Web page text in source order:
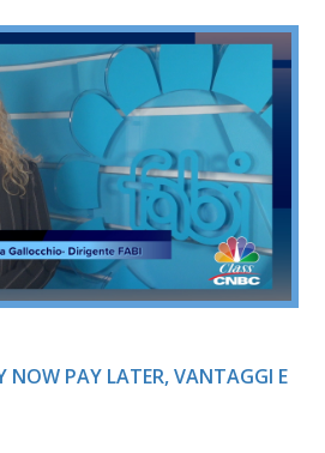
NOW PAY LATER, VANTAGGI E